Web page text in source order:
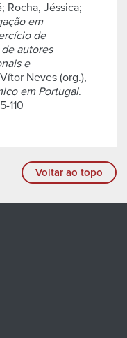
Rocha, Jéssica;
em
de
autores
e
Vítor Neves (org.),
em Portugal.
110
Voltar ao topo